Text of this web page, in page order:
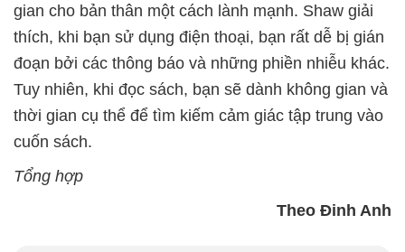
gian cho bản thân một cách lành mạnh. Shaw giải
thích, khi bạn sử dụng điện thoại, bạn rất dễ bị gián
đoạn bởi các thông báo và những phiền nhiễu khác.
Tuy nhiên, khi đọc sách, bạn sẽ dành không gian và
thời gian cụ thể để tìm kiếm cảm giác tập trung vào
cuốn sách.
Tổng hợp
Theo Đinh Anh